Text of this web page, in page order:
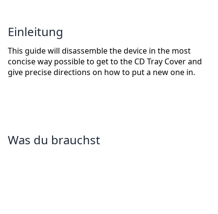
Einleitung
This guide will disassemble the device in the most
concise way possible to get to the CD Tray Cover and
give precise directions on how to put a new one in.
Was du brauchst